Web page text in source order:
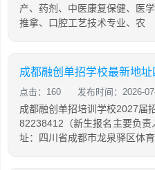
产、药剂、中医康复保健、医
推拿、口腔工艺技术专业、农
点击：160 发布时间：2026-
成都融创单招培训学校2027届
82238412（新生报名主要负
址：四川省成都市龙泉驿区体